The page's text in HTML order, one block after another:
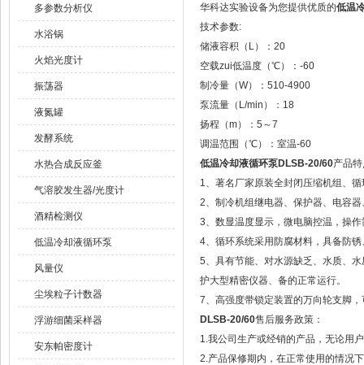
多参数分析仪
水浴锅
火焰光度计
振荡器
液氮罐
发酵系统
水热合成反应釜
气溶胶发生器/光度计
酒精检测仪
低温冷却液循环泵
风量仪
尘埃粒子计数器
浮游细菌采样器
安东帕密度计
华科达实验设备为您提供优质的低温
技术参数:
储液容积（L）：20
空载zui低温度（℃）：-60
制冷量（W）：510-4900
泵流量（L/min）：18
扬程（m）：5～7
调温范围（℃）：室温-60
低温冷却液循环泵DLSB-20/60产品
1、著名厂家原装全封闭压缩机组、
2、制冷机组继电器、保护器、电容
3、数显温度显示，微电脑控温，操
4、循环系统采用防腐材料，具备防
5、具有节能、对水源缺乏、水质、
护大型精密仪器、备的正常运行。
7、高强度带锁定装置的万向轮支脚
DLSB-20/60售后服务政策：
1.我公司生产或经销的产品，无论用
2.产品保修期内，在正常使用的情况